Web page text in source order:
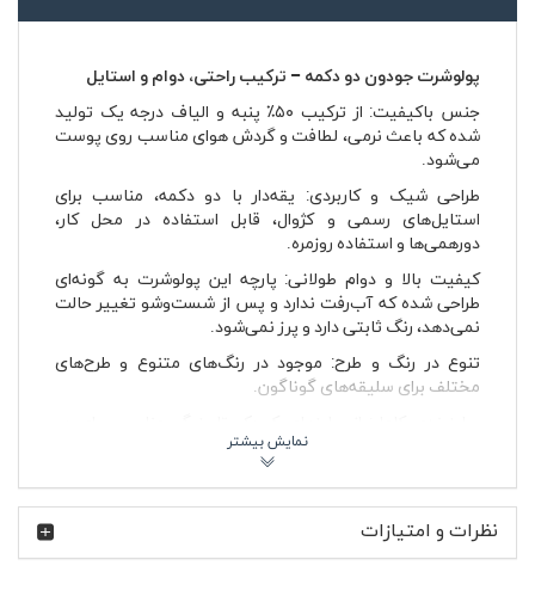
پولوشرت جودون دو دکمه – ترکیب راحتی، دوام و استایل
جنس باکیفیت: از ترکیب ۵۰٪ پنبه و الیاف درجه یک تولید
شده که باعث نرمی، لطافت و گردش هوای مناسب روی پوست
می‌شود.
طراحی شیک و کاربردی: یقه‌دار با دو دکمه، مناسب برای
استایل‌های رسمی و کژوال، قابل استفاده در محل کار،
دورهمی‌ها و استفاده روزمره.
کیفیت بالا و دوام طولانی: پارچه این پولوشرت به گونه‌ای
طراحی شده که آب‌رفت ندارد و پس از شست‌وشو تغییر حالت
نمی‌دهد، رنگ ثابتی دارد و پرز نمی‌شود.
تنوع در رنگ و طرح: موجود در رنگ‌های متنوع و طرح‌های
مختلف برای سلیقه‌های گوناگون.
می‌شود، بدون ایجاد حساسیت یا احساس گرما.
با این پولوشرت، استایل شیک و راحتی را همزمان تجربه کنید!
همین حالا رنگ و سایز مورد نظر خود را انتخاب کنید و به کمد
نظرات و امتیازات